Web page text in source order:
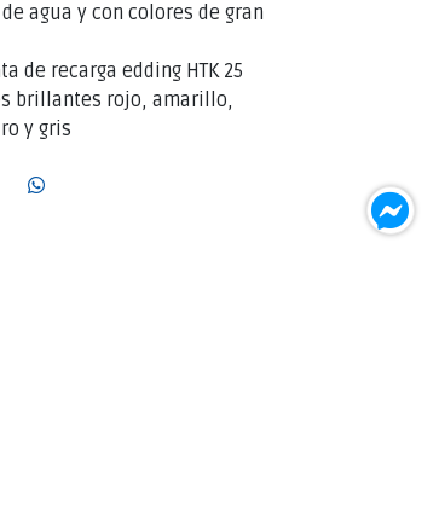
agua y con colores de gran
de recarga edding HTK 25
brillantes rojo, amarillo,
y gris